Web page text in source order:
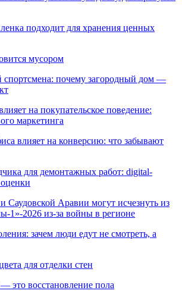
подходит для хранения ценных
мусором
почему загородный дом —
на покупательское поведение:
маркетинга
влияет на конверсию: что забывают
для демонтажных работ: digital-
Саудовской Аравии могут исчезнуть из
1»-2026 из-за войны в регионе
зачем люди едут не смотреть, а
для отделки стен
это восстановление пола